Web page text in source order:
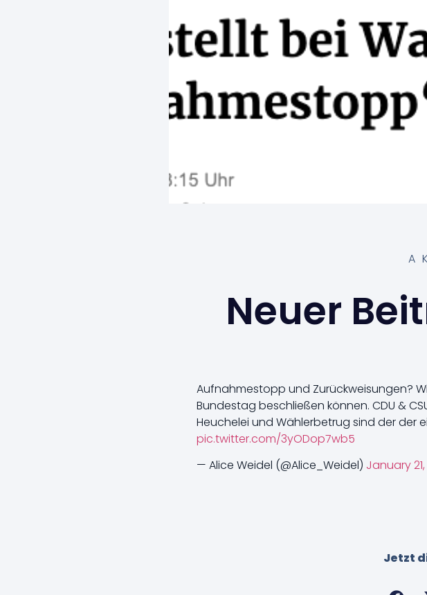
Neuer
Aufnahmestopp und Zurückweisungen?
Bundestag beschließen können. CDU &
Heuchelei und Wählerbetrug sind der der
pic.twitter.com/3yODop7wb5
— Alice Weidel (@Alice_Weidel) January
Jetzt